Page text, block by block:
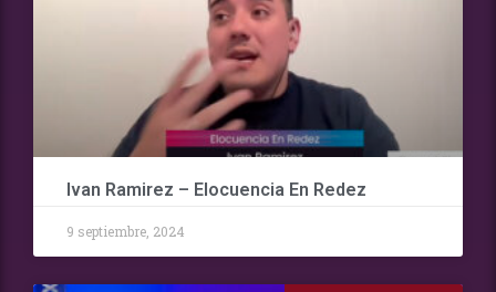
Ivan Ramirez – Elocuencia En Redez
9 septiembre, 2024